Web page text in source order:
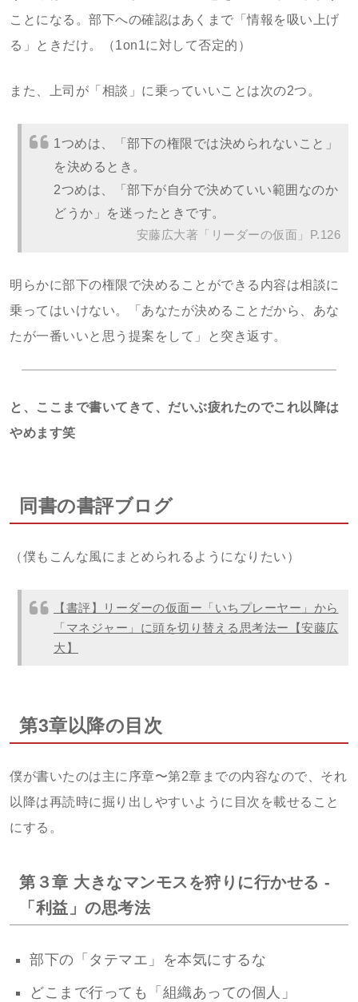
ことになる。部下への確認はあくまで「情報を吸い上げ
る」ときだけ。（1on1に対して否定的）
また、上司が「相談」に乗っていいことは次の2つ。
1つめは、「部下の権限では決められないこと」
を決めるとき。
2つめは、「部下が自分で決めていい範囲なのか
どうか」を迷ったときです。
安藤広大著「リーダーの仮面」P.126
明らかに部下の権限で決めることができる内容は相談に
乗ってはいけない。「あなたが決めることだから、あな
たが一番いいと思う提案をして」と突き返す。
と、ここまで書いてきて、だいぶ疲れたのでこれ以降は
やめます笑
同書の書評ブログ
（僕もこんな風にまとめられるようになりたい）
【書評】リーダーの仮面ー「いちプレーヤー」から
「マネジャー」に頭を切り替える思考法ー【安藤広
大】
第3章以降の目次
僕が書いたのは主に序章〜第2章までの内容なので、それ
以降は再読時に掘り出しやすいように目次を載せること
にする。
第３章 大きなマンモスを狩りに行かせる -
「利益」の思考法
部下の「タテマエ」を本気にするな
どこまで行っても「組織あっての個人」